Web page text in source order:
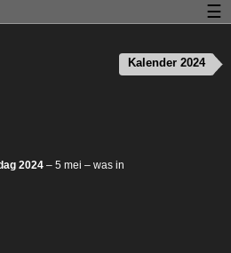
2024 – 5 mei – was in
Kalender 2024
☰